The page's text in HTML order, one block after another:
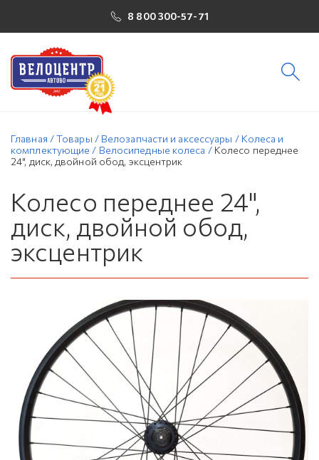
8 800 300-57-71
Главная /Товары / Велозапчасти и аксессуары / Колеса и
комплектующие / Велосипедные колеса / Колесо переднее
24", диск, двойной обод, эксцентрик
Колесо переднее 24",
диск, двойной обод,
эксцентрик